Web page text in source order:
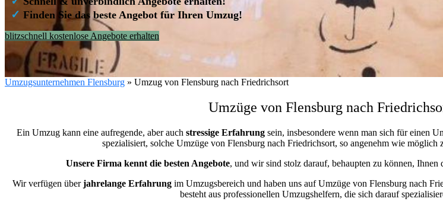
✓ Finden Sie das beste Angebot für Ihren Umzug!
blitzschnell kostenlose Angebote erhalten
Umzugsunternehmen Flensburg » Umzug von Flensburg nach Friedrichsort
Umzüge von Flensburg nach
Ein Umzug kann eine aufregende, aber auch stressige Erfahrungsein, insbesondere wenn man sich für einen
spezialisiert, solche Umzüge von Flensburg nach Friedrichsort, so angenehm wie möglich
Unsere Firma kennt die besten Angebote, und wir sind stolz darauf, behaupten zu können,
Wir verfügen überjahrelange Erfahrungim Umzugsbereich und haben uns auf Umzüge von Flensburg nach
besteht aus professionellen Umzugshelfern, die sich darauf